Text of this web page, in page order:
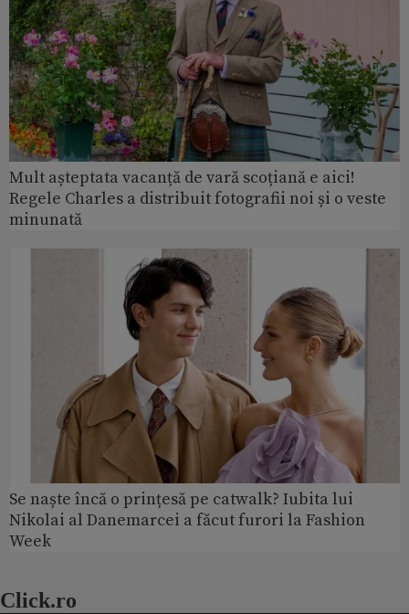
Mult așteptata vacanță de vară scoțiană e aici!
Regele Charles a distribuit fotografii noi și o veste
minunată
Se naște încă o prințesă pe catwalk? Iubita lui
Nikolai al Danemarcei a făcut furori la Fashion
Week
Click.ro